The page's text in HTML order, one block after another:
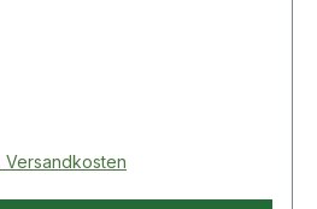
Versandkosten